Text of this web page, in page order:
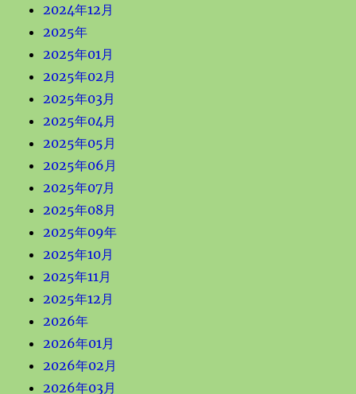
2024年12月
2025年
2025年01月
2025年02月
2025年03月
2025年04月
2025年05月
2025年06月
2025年07月
2025年08月
2025年09年
2025年10月
2025年11月
2025年12月
2026年
2026年01月
2026年02月
2026年03月